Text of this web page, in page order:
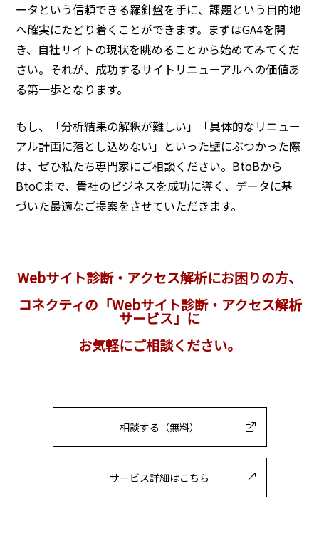
ータという信頼できる羅針盤を手に、課題という目的地
へ確実にたどり着くことができます。まずはGA4を開
き、自社サイトの現状を眺めることから始めてみてくだ
さい。それが、成功するサイトリニューアルへの価値あ
る第一歩となります。
もし、「分析結果の解釈が難しい」「具体的なリニュー
アル計画に落とし込めない」といった壁にぶつかった際
は、ぜひ私たち専門家にご相談ください。BtoBから
BtoCまで、貴社のビジネスを成功に導く、データに基
づいた最適なご提案をさせていただきます。
Webサイト診断・アクセス解析にお困りの方、
コネクティの「Webサイト診断・アクセス解析
サービス」に
お気軽にご相談ください。
相談する（無料）
サービス詳細はこちら